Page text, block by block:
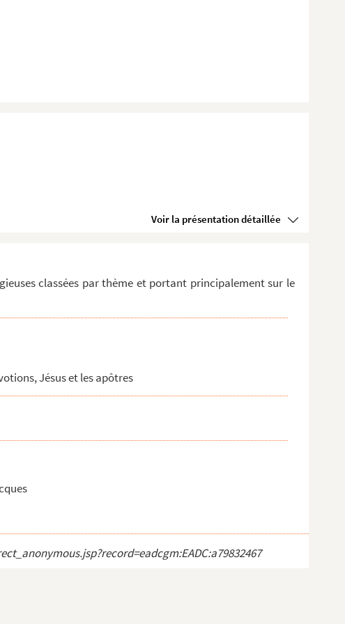
Voir la présentation détaillée
classées par thème et portant principalement sur le
Jésus et les apôtres